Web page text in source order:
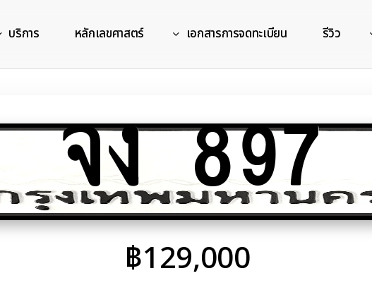
บริการ หลักเลขศาสตร์ เอกสารการจดทะเบียน รีวิว
จง 897
฿129,000